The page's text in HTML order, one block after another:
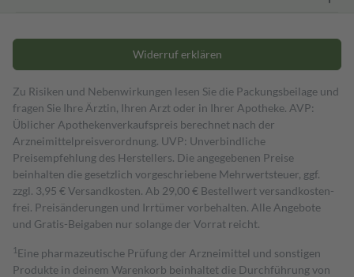
Widerruf erklären
Zu Risiken und Nebenwirkungen lesen Sie die Packungsbeilage und
fragen Sie Ihre Ärztin, Ihren Arzt oder in Ihrer Apotheke. AVP:
Üblicher Apothekenverkaufspreis berechnet nach der
Arzneimittelpreisverordnung. UVP: Unverbindliche
Preisempfehlung des Herstellers. Die angegebenen Preise
beinhalten die gesetzlich vorgeschriebene Mehrwertsteuer, ggf.
zzgl. 3,95 € Versandkosten. Ab 29,00 € Bestell­wert versand­kosten­
frei. Preisänderungen und Irrtümer vorbehalten. Alle Angebote
und Gratis-Beigaben nur solange der Vorrat reicht.
1 Eine pharmazeutische Prüfung der Arzneimittel und sonstigen
Produkte in deinem Warenkorb beinhaltet die Durchführung von